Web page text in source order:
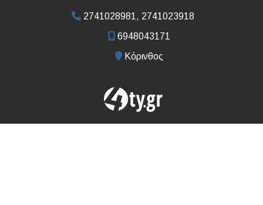
2741028981, 2741023918
6948043171
Κόρινθος